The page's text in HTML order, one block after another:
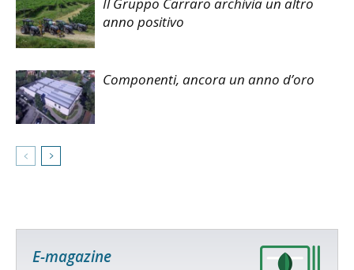
Il Gruppo Carraro archivia un altro
anno positivo
Componenti, ancora un anno d’oro
E-magazine